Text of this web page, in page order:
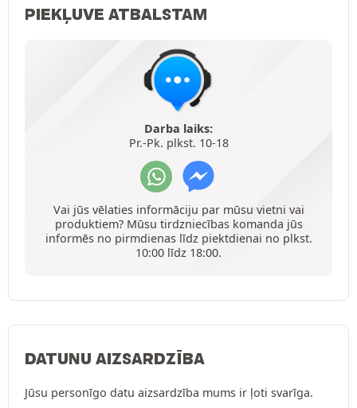
PIEKĻUVE ATBALSTAM
Darba laiks:
Pr.-Pk. plkst. 10-18
Vai jūs vēlaties informāciju par mūsu vietni vai
produktiem? Mūsu tirdzniecības komanda jūs
informēs no pirmdienas līdz piektdienai no plkst.
10:00 līdz 18:00.
DATUNU AIZSARDZĪBA
Jūsu personīgo datu aizsardzība mums ir ļoti svarīga.